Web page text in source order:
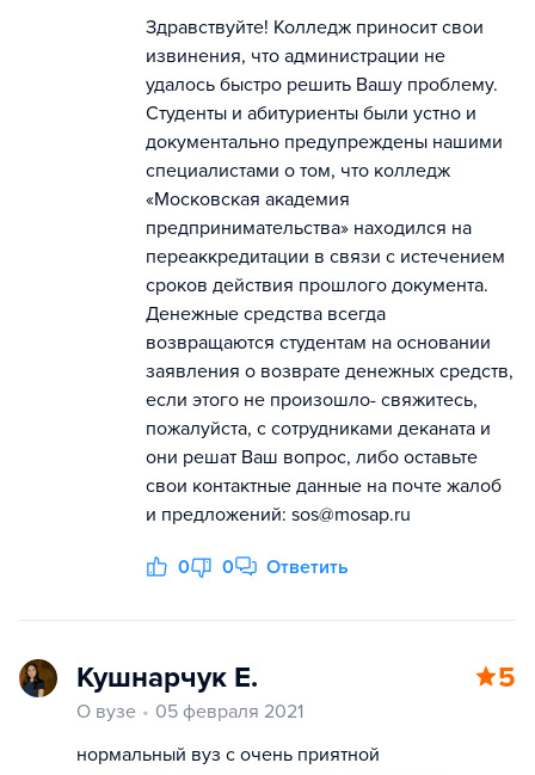
Здравствуйте! Колледж приносит свои
извинения, что администрации не
удалось быстро решить Вашу проблему.
Cтуденты и абитуриенты были устно и
документально предупреждены нашими
специалистами о том, что колледж
«Московская академия
предпринимательства» находился на
переаккредитации в связи с истечением
сроков действия прошлого документа.
Денежные средства всегда
возвращаются студентам на основании
заявления о возврате денежных средств,
если этого не произошло- свяжитесь,
пожалуйста, с сотрудниками деканата и
они решат Ваш вопрос, либо оставьте
свои контактные данные на почте жалоб
и предложений: sos@mosap.ru
0 0 Ответить
Кушнарчук Е. 5
О вузе
05 февраля 2021
нормальный вуз с очень приятной